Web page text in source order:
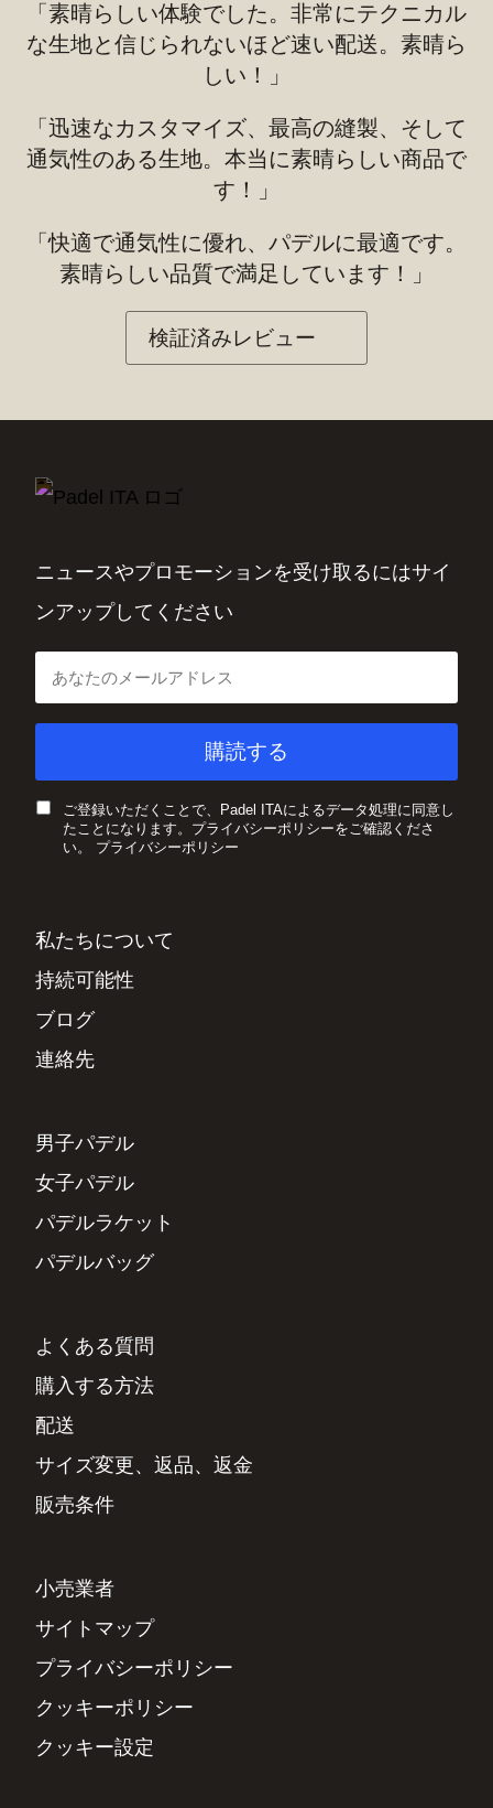
「素晴らしい体験でした。非常にテクニカル
な生地と信じられないほど速い配送。素晴ら
しい！」
「迅速なカスタマイズ、最高の縫製、そして
通気性のある生地。本当に素晴らしい商品で
す！」
「快適で通気性に優れ、パデルに最適です。
素晴らしい品質で満足しています！」
検証済みレビュー
ニュースやプロモーションを受け取るにはサイ
ンアップしてください
ご登録いただくことで、Padel ITAによるデータ処理に同意し
たことになります。プライバシーポリシーをご確認くださ
い。 プライバシーポリシー
私たちについて
持続可能性
ブログ
連絡先
男子パデル
女子パデル
パデルラケット
パデルバッグ
よくある質問
購入する方法
配送
サイズ変更、返品、返金
販売条件
小売業者
サイトマップ
プライバシーポリシー
クッキーポリシー
クッキー設定